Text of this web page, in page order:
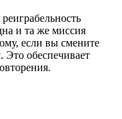
и та же миссия
если вы смените
Это обеспечивает